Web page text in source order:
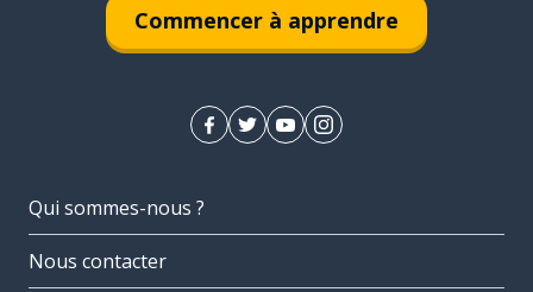
Commencer à apprendre
Qui sommes-nous ?
Nous contacter